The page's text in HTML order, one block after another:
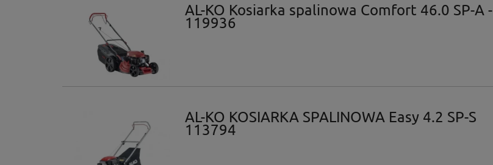
AL-KO Kosiarka spalinowa Comfort 46.0 SP-A -
119936
AL-KO KOSIARKA SPALINOWA Easy 4.2 SP-S
113794